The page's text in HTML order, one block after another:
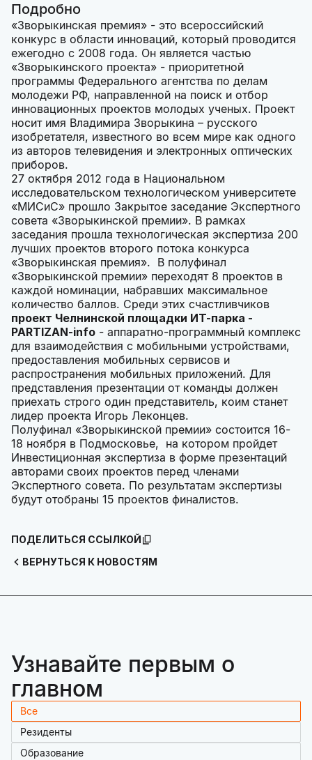
Подробно
«Зворыкинская премия» - это всероссийский
конкурс в области инноваций, который проводится
ежегодно с 2008 года. Он является частью
«Зворыкинского проекта» - приоритетной
программы Федерального агентства по делам
молодежи РФ, направленной на поиск и отбор
инновационных проектов молодых ученых. Проект
носит имя Владимира Зворыкина – русского
изобретателя, известного во всем мире как одного
из авторов телевидения и электронных оптических
приборов.
27 октября 2012 года в Национальном
исследовательском технологическом университете
«МИСиС» прошло Закрытое заседание Экспертного
совета «Зворыкинской премии». В рамках
заседания прошла технологическая экспертиза 200
лучших проектов второго потока конкурса
«Зворыкинская премия». В полуфинал
«Зворыкинской премии» переходят 8 проектов в
каждой номинации, набравших максимальное
количество баллов. Среди этих счастливчиков
проект Челнинской площадки ИТ-парка -
PARTIZAN-info - аппаратно-программный комплекс
для взаимодействия с мобильными устройствами,
предоставления мобильных сервисов и
распространения мобильных приложений. Для
представления презентации от команды должен
приехать строго один представитель, коим станет
лидер проекта Игорь Леконцев.
Полуфинал «Зворыкинской премии» состоится 16-
18 ноября в Подмосковье, на котором пройдет
Инвестиционная экспертиза в форме презентаций
авторами своих проектов перед членами
Экспертного совета. По результатам экспертизы
будут отобраны 15 проектов финалистов.
ВЕРНУТЬСЯ К НОВОСТЯМ
ПОДЕЛИТЬСЯ ССЫЛКОЙ
Узнавайте первым о
главном
Все
Резиденты
Образование